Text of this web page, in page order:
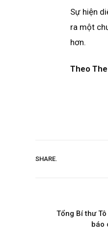
Sự hiện
ra một
hơn.
Theo
SHARE.
Tổng Bí thư
báo